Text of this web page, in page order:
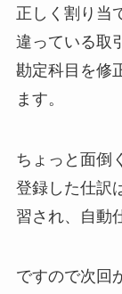
正しく割り当
違っている取
勘定科目を修
ます。
ちょっと面倒
登録した仕訳
習され、自動
ですので次回